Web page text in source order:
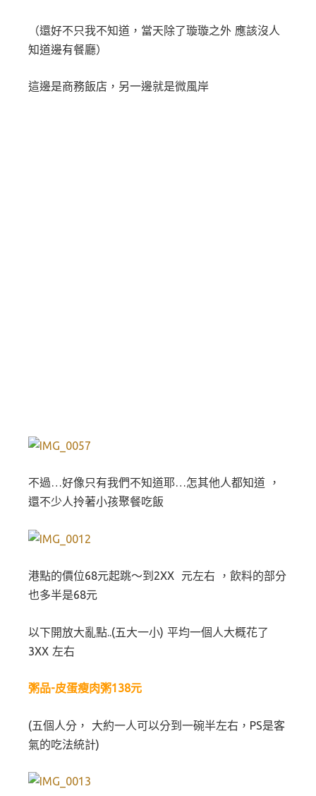
（還好不只我不知道，當天除了璇璇之外 應該沒人
知道邊有餐廳）
這邊是商務飯店，另一邊就是微風岸
不過…好像只有我們不知道耶…怎其他人都知道 ，
還不少人拎著小孩聚餐吃飯
港點的價位68元起跳～到2XX 元左右 ，飲料的部分
也多半是68元
以下開放大亂點..(五大一小) 平均一個人大概花了
3XX 左右
粥品-皮蛋瘦肉粥138元
(五個人分， 大約一人可以分到一碗半左右，PS是客
氣的吃法統計)